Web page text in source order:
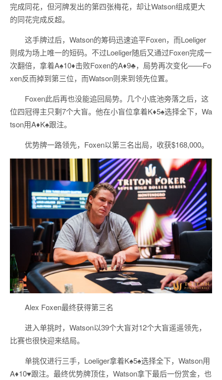
完成同花，但河牌发出的第四张梅花，却让Watson组成更大
的同花完成反超。
这手牌过后，Watson的筹码迅速追平Foxen，而Loeliger
则成为场上唯一的短码。不过Loeliger随后又通过Foxen完成一
次翻倍，拿着A♠10♦击败Foxen的A♦9♣，局势再次变化——Fo
xen反而掉到第三位，而Watson则来到领先位置。
Foxen此后再也没能追回局势。几个小底池旁落之后，这
位四冠得主只剩7个大盲。他在小盲位拿着K♦5♠选择全下，Wa
tson用A♦K♠跟注。
优势牌一路领先，Foxen以第三名出局，收获$168,000。
Alex Foxen最终获得第三名
进入单挑时，Watson以39个大盲对12个大盲遥遥领先，
比赛也很快迎来结局。
单挑仅进行三手，Loeliger拿着K♠5♠选择全下，Watson用
A♦10♥跟注。最终优势牌顶住，Watson拿下最后一份赏金，也